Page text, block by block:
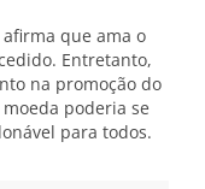
que ama o
Entretanto,
na promoção do
poderia se
para todos.